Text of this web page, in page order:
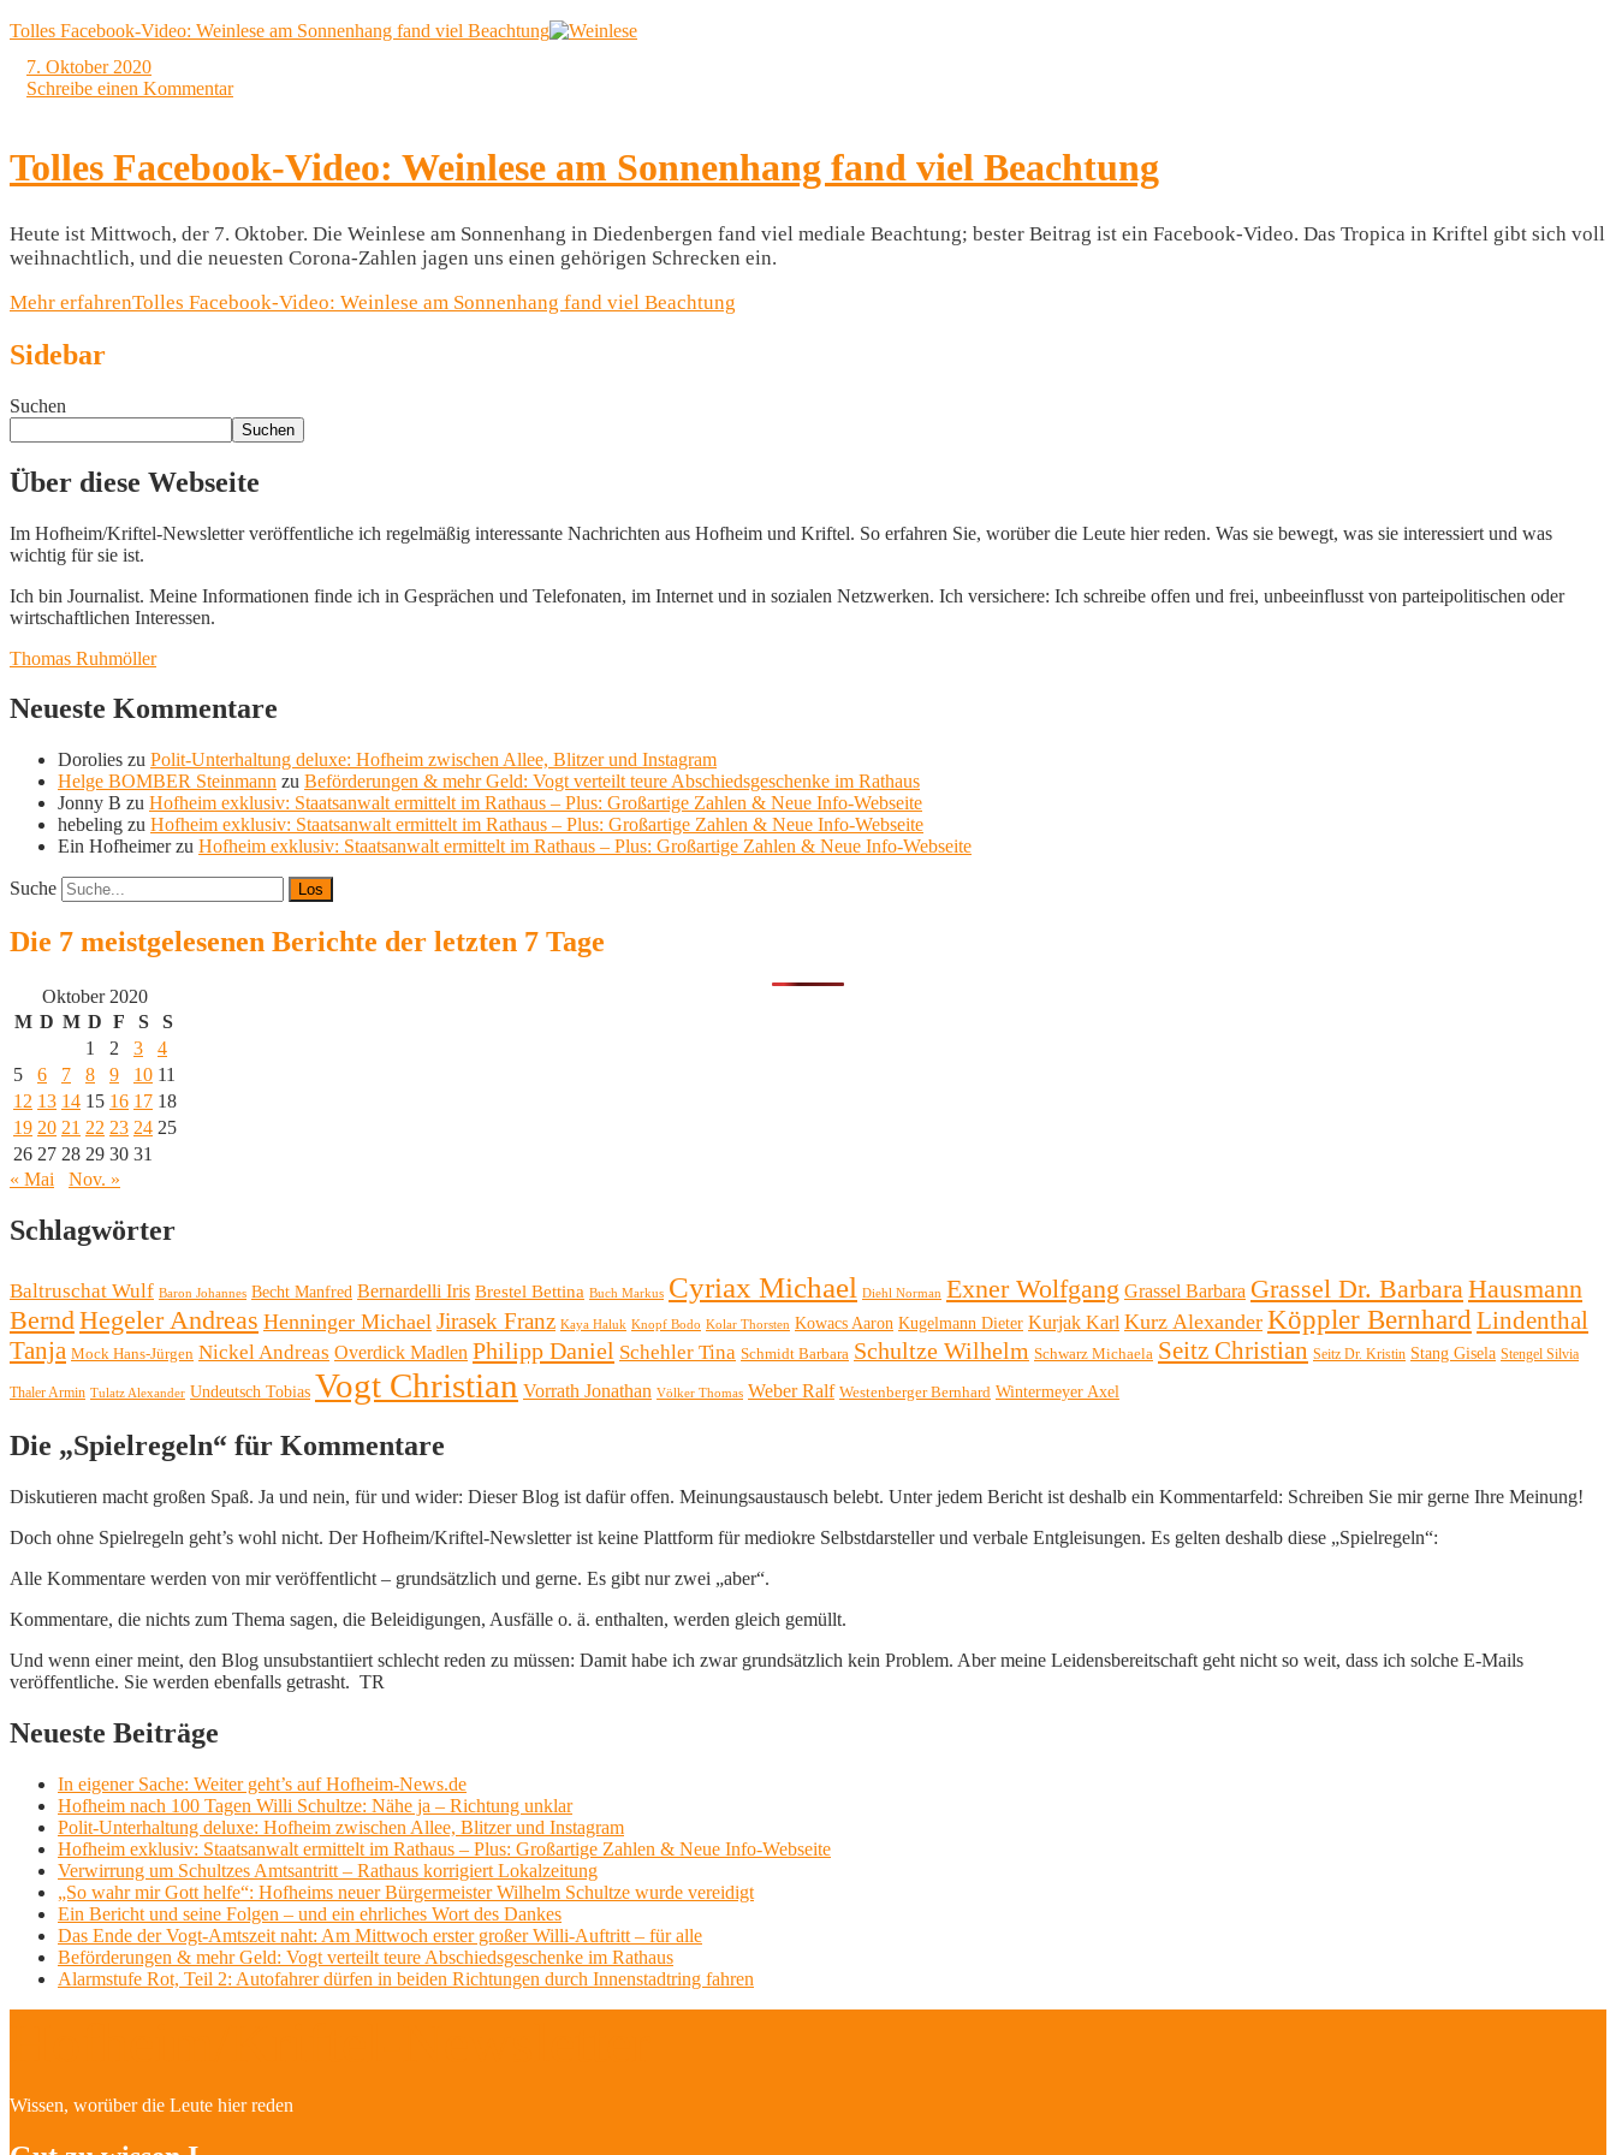
Tolles Facebook-Video: Weinlese am Sonnenhang fand viel Beachtung
7. Oktober 2020
Schreibe einen Kommentar
Tolles Facebook-Video: Weinlese am Sonnenhang fand viel Beachtung
Heute ist Mittwoch, der 7. Oktober. Die Weinlese am Sonnenhang in Diedenbergen fand viel mediale Beachtung; bester Beitrag ist ein Facebook-Video. Das Tropica in Kriftel gibt sich voll
weihnachtlich, und die neuesten Corona-Zahlen jagen uns einen gehörigen Schrecken ein.
Mehr erfahrenTolles Facebook-Video: Weinlese am Sonnenhang fand viel Beachtung
Sidebar
Suchen
Suchen
Über diese Webseite
Im Hofheim/Kriftel-Newsletter veröffentliche ich regelmäßig interessante Nachrichten aus Hofheim und Kriftel. So erfahren Sie, worüber die Leute hier reden. Was sie bewegt, was sie interessiert und was
wichtig für sie ist.
Ich bin Journalist. Meine Informationen finde ich in Gesprächen und Telefonaten, im Internet und in sozialen Netzwerken. Ich versichere: Ich schreibe offen und frei, unbeeinflusst von parteipolitischen oder
wirtschaftlichen Interessen.
Thomas Ruhmöller
Neueste Kommentare
Dorolies zu Polit-Unterhaltung deluxe: Hofheim zwischen Allee, Blitzer und Instagram
Helge BOMBER Steinmann zu Beförderungen & mehr Geld: Vogt verteilt teure Abschiedsgeschenke im Rathaus
Jonny B zu Hofheim exklusiv: Staatsanwalt ermittelt im Rathaus – Plus: Großartige Zahlen & Neue Info-Webseite
hebeling zu Hofheim exklusiv: Staatsanwalt ermittelt im Rathaus – Plus: Großartige Zahlen & Neue Info-Webseite
Ein Hofheimerzu Hofheim exklusiv: Staatsanwalt ermittelt im Rathaus – Plus: Großartige Zahlen & Neue Info-Webseite
Suche
Die 7 meistgelesenen Berichte der letzten 7 Tage
Oktober 2020
M D M D F S
S
1
2 3
4
5
6 7 8 9 10 11
12 13 14 15 16 17 18
19 20 21 22 23 24 25
26 27 28 29 30 31
« Mai
Nov. »
Schlagwörter
Baltruschat Wulf Baron Johannes Becht Manfred Bernardelli Iris Brestel Bettina Buch Markus Cyriax Michael Diehl Norman Exner Wolfgang Grassel Barbara Grassel Dr. BarbaraHausmann
Bernd Hegeler Andreas Henninger Michael Jirasek Franz Kaya Haluk Knopf Bodo Kolar Thorsten Kowacs Aaron Kugelmann Dieter Kurjak Karl Kurz Alexander Köppler Bernhard Lindenthal
Tanja Mock Hans-Jürgen Nickel Andreas Overdick Madlen Philipp Daniel Schehler Tina Schmidt Barbara Schultze Wilhelm Schwarz Michaela Seitz Christian Seitz Dr. Kristin Stang Gisela Stengel Silvia
Thaler Armin Tulatz Alexander Undeutsch Tobias Vogt Christian Vorrath Jonathan Völker Thomas Weber Ralf Westenberger Bernhard Wintermeyer Axel
Die „Spielregeln“ für Kommentare
Diskutieren macht großen Spaß. Ja und nein, für und wider: Dieser Blog ist dafür offen. Meinungsaustausch belebt. Unter jedem Bericht ist deshalb ein Kommentarfeld: Schreiben Sie mir gerne Ihre Meinung!
Doch ohne Spielregeln geht’s wohl nicht. Der Hofheim/Kriftel-Newsletter ist keine Plattform für mediokre Selbstdarsteller und verbale Entgleisungen. Es gelten deshalb diese „Spielregeln“:
Alle Kommentare werden von mir veröffentlicht – grundsätzlich und gerne. Es gibt nur zwei „aber“.
Kommentare, die nichts zum Thema sagen, die Beleidigungen, Ausfälle o. ä. enthalten, werden gleich gemüllt.
Und wenn einer meint, den Blog unsubstantiiert schlecht reden zu müssen: Damit habe ich zwar grundsätzlich kein Problem. Aber meine Leidensbereitschaft geht nicht so weit, dass ich solche E-Mails
veröffentliche. Sie werden ebenfalls getrasht. TR
Neueste Beiträge
In eigener Sache: Weiter geht’s auf Hofheim-News.de
Hofheim nach 100 Tagen Willi Schultze: Nähe ja – Richtung unklar
Polit-Unterhaltung deluxe: Hofheim zwischen Allee, Blitzer und Instagram
Hofheim exklusiv: Staatsanwalt ermittelt im Rathaus – Plus: Großartige Zahlen & Neue Info-Webseite
Verwirrung um Schultzes Amtsantritt – Rathaus korrigiert Lokalzeitung
„So wahr mir Gott helfe“: Hofheims neuer Bürgermeister Wilhelm Schultze wurde vereidigt
Ein Bericht und seine Folgen – und ein ehrliches Wort des Dankes
Das Ende der Vogt-Amtszeit naht: Am Mittwoch erster großer Willi-Auftritt – für alle
Beförderungen & mehr Geld: Vogt verteilt teure Abschiedsgeschenke im Rathaus
Alarmstufe Rot, Teil 2: Autofahrer dürfen in beiden Richtungen durch Innenstadtring fahren
Wissen, worüber die Leute hier reden